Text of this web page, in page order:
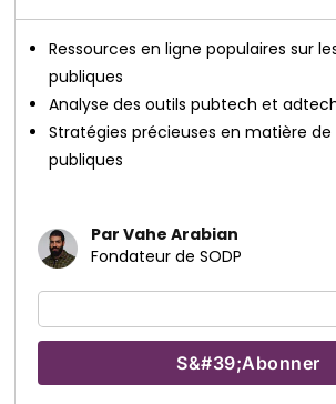
Ressources en ligne populaires sur
publiques
Analyse des outils pubtech et
Stratégies précieuses en matière
publiques
Par Vahe Arabian
Fondateur de SODP